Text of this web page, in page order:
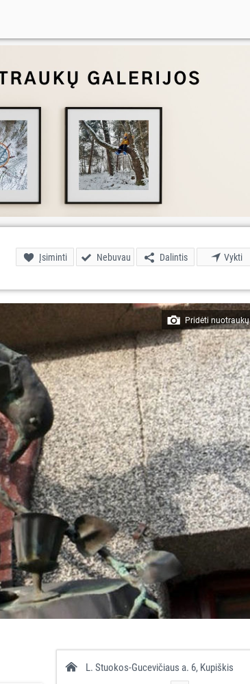
Įsiminti Nebuvau Dalintis Vykti
Pridėti nuotraukų
L. Stuokos-Gucevičiaus a. 6, Kupiškis